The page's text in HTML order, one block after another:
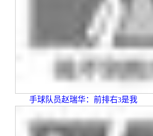
手球队员赵瑞华：前排右3是我